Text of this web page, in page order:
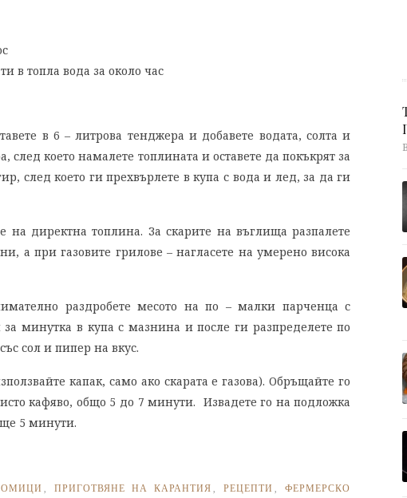
в топла вода за около час
в 6 – литрова тенджера и добавете водата, солта и
след което намалете топлината и оставете да покъкрят за
след което ги прехвърлете в купа с вода и лед, за да ги
на директна топлина. За скарите на въглища разпалете
а при газовите грилове – нагласете на умерено висока
раздробете месото на по – малки парченца с
минутка в купа с мазнина и после ги разпределете по
сол и пипер на вкус.
капак, само ако скарата е газова). Обръщайте го
кафяво, общо 5 до 7 минути. Извадете го на подложка
5 минути.
,ПРИГОТВЯНЕ НА КАРАНТИЯ ,РЕЦЕПТИ ,ФЕРМЕРСКО